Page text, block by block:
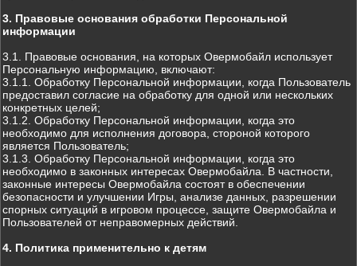
3. Правовые основания обработки Персональной
информации
3.1. Правовые основания, на которых Овермобайл использует
Персональную информацию, включают:
3.1.1. Обработку Персональной информации, когда Пользователь
предоставил согласие на обработку для одной или нескольких
конкретных целей;
3.1.2. Обработку Персональной информации, когда это
необходимо для исполнения договора, стороной которого
является Пользователь;
3.1.3. Обработку Персональной информации, когда это
необходимо в законных интересах Овермобайла. В частности,
законные интересы Овермобайла состоят в обеспечении
безопасности и улучшении Игры, анализе данных, разрешении
спорных ситуаций в игровом процессе, защите Овермобайла и
Пользователей от неправомерных действий.
4. Политика применительно к детям